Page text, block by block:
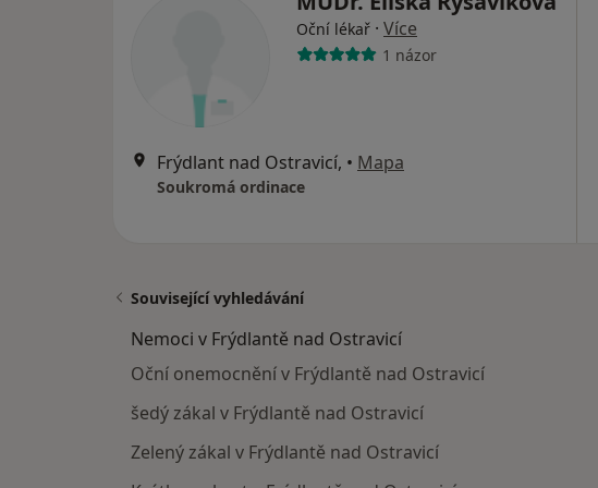
Oční lékař · Více
1 názor
Frýdlant nad Ostravicí, • Mapa
Soukromá ordinace
Související vyhledávání
Nemoci v Frýdlantě nad Ostravicí
Oční onemocnění v Frýdlantě nad Ostravicí
šedý zákal v Frýdlantě nad Ostravicí
Zelený zákal v Frýdlantě nad Ostravicí